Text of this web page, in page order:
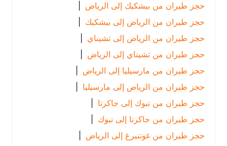
حجز طيران من بيشكيك إلى الرياض
|
حجز طيران من الرياض إلى بيشكيك |
حجز طيران من الرياض إلى تشيناي |
حجز طيران من تشيناي إلى الرياض
|
حجز طيران من مارسيليا إلى الرياض
|
حجز طيران من الرياض إلى مارسيليا |
حجز طيران من تبوك إلى جاكرتا
|
حجز طيران من جاكرتا إلى تبوك
|
حجز طيران من غوتنبرغ إلى الرياض
|